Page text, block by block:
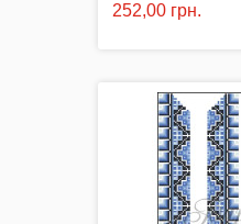
252,00 грн.